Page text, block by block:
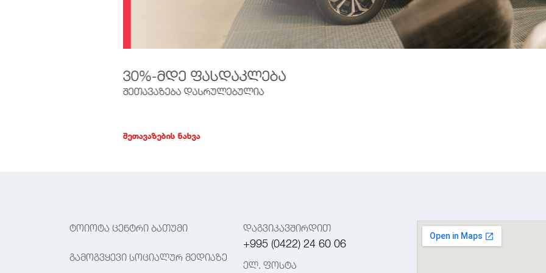
30%-მდე ფასდაკლება
შეთავაზება დასრულებულია
ᲨᲔᲗᲐᲕᲐᲖᲔᲑᲘᲡ ᲜᲐᲮᲕᲐ
ტოიოტა ცენტრი ბათუმი
გამოგვყევი სოციალურ მედიაზე
დაგვიკავშირდით
+995 (0422) 24 60 06
ელ. ფოსტა